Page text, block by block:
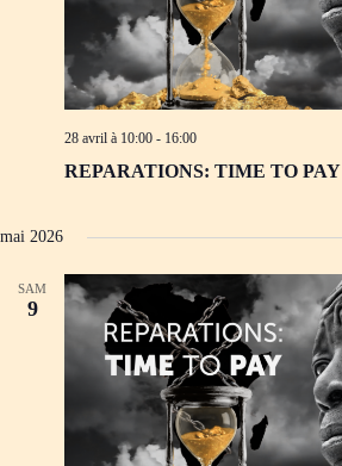
28 avril à 10:00 - 16:00
REPARATIONS: TIME TO PAY
mai 2026
SAM
9